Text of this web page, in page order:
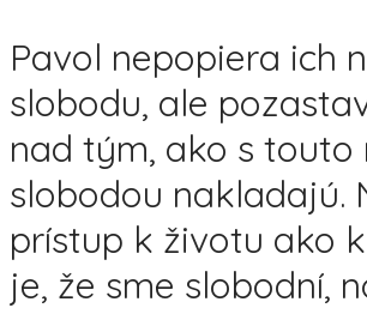
Pavol nepopiera ich
slobodu, ale
nad tým, ako s touto
slobodou nakladajú.
prístup k životu ako
je, že sme slobodní,